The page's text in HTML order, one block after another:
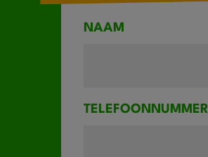
NAAM
TELEFOONNUMMER